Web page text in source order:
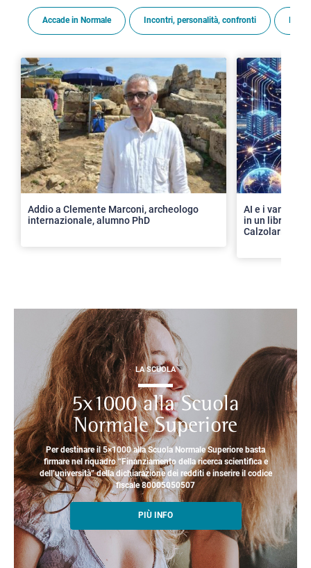
Accade in Normale Incontri, personalità, confronti
Addio a Clemente Marconi, archeologo
internazionale, alumno PhD
AI e i vantaggi
in un libro con
Calzolari
>
LA SCUOLA
5x1000 alla Scuola
Normale Superiore
Per destinare il 5×1000 alla Scuola Normale Superiore basta
firmare nel riquadro “Finanziamento della ricerca scientifica e
dell’università” della dichiarazione dei redditi e inserire il codice
fiscale 80005050507
PIÙ INFO